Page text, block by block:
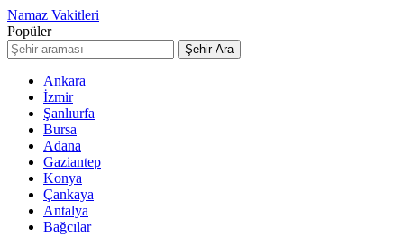
Namaz Vakitleri
Popüler
Şehir Ara
Ankara
İzmir
Şanlıurfa
Bursa
Adana
Gaziantep
Konya
Çankaya
Antalya
Bağcılar